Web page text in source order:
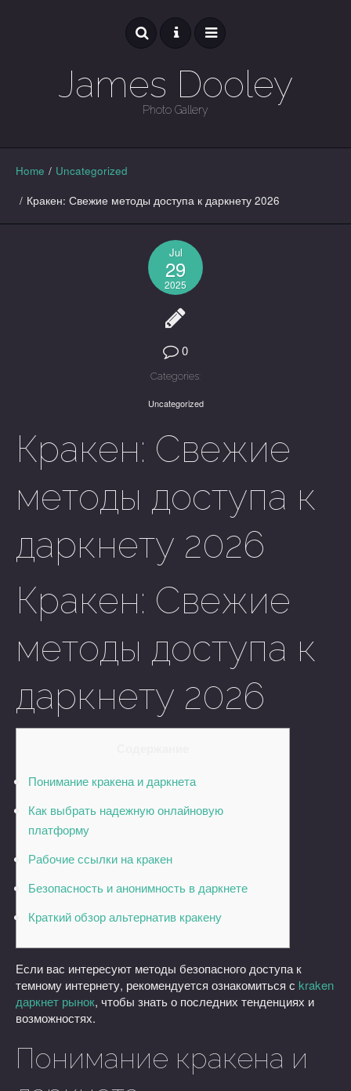
James Dooley
Photo Gallery
GALLERY
Home / Uncategorized
/ Кракен: Свежие методы доступа к даркнету 2026
Jul
29
2025
0
Categories:
Uncategorized
Кракен: Свежие
методы доступа к
даркнету 2026
Кракен: Свежие
методы доступа к
даркнету 2026
Понимание кракена и даркнета
Как выбрать надежную онлайновую
платформу
Рабочие ссылки на кракен
Безопасность и анонимность в даркнете
Краткий обзор альтернатив кракену
Если вас интересуют методы безопасного доступа к
темному интернету, рекомендуется ознакомиться с kraken
даркнет рынок, чтобы знать о последних тенденциях и
возможностях.
Понимание кракена и